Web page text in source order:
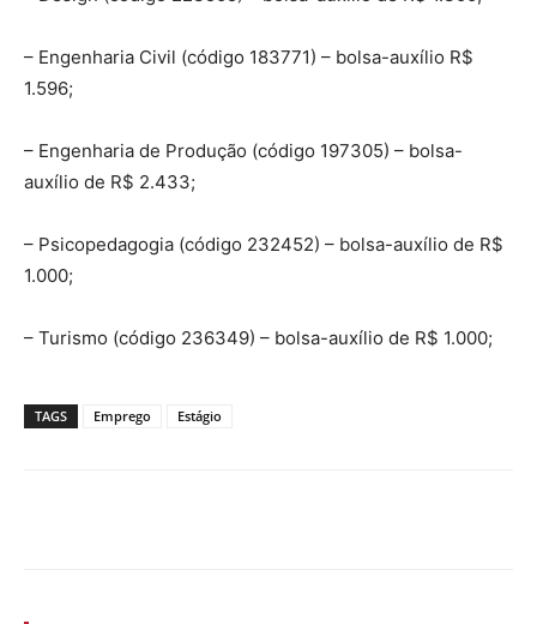
– Engenharia Civil (código 183771) – bolsa-auxílio R$
1.596;
– Engenharia de Produção (código 197305) – bolsa-
auxílio de R$ 2.433;
– Psicopedagogia (código 232452) – bolsa-auxílio de R$
1.000;
– Turismo (código 236349) – bolsa-auxílio de R$ 1.000;
TAGS Emprego Estágio